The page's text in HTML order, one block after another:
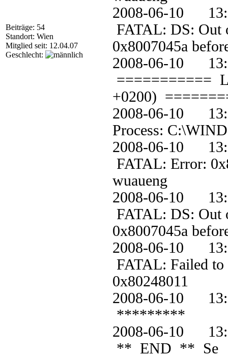
Beiträge: 54
Standort: Wien
Mitglied seit: 12.04.07
Geschlecht:
2008-06-10
FATAL: DS: Out
0x8007045a
2008-06-10
===========
+0200)
2008-06-10
Process:
2008-06-10
FATAL: Error:
wuaueng
2008-06-10
FATAL: DS: Out
0x8007045a
2008-06-10
FATAL: Failed to
0x80248011
2008-06-10
*********
2008-06-10
** END ** Se